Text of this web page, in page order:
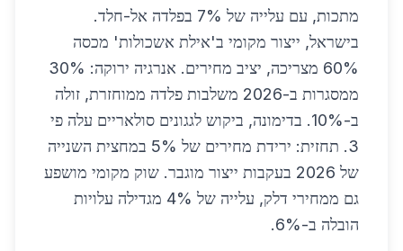
מתכות, עם עלייה של 7% בפלדה אל-חלד.
בישראל, ייצור מקומי ב'אילת אשכולות' מכסה
60% מצריכה, יציב מחירים. אנרגיה ירוקה: 30%
ממסגרות ב-2026 משלבות פלדה ממוחזרת, זולה
ב-10%. בדימונה, ביקוש לגגונים סולאריים עלה פי
3. תחזית: ירידת מחירים של 5% במחצית השנייה
של 2026 בעקבות ייצור מוגבר. שוק מקומי מושפע
גם ממחירי דלק, עלייה של 4% מגדילה עלויות
הובלה ב-6%.